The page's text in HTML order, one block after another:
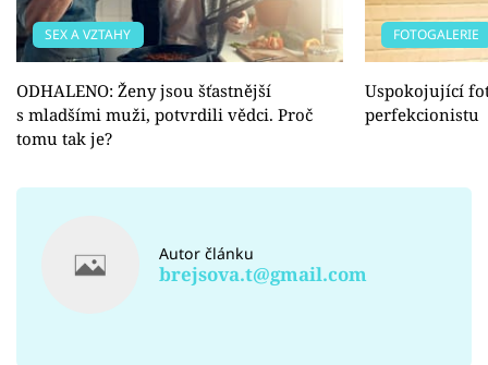
SEX A VZTAHY
ODHALENO: Ženy jsou šťastnější
s mladšími muži, potvrdili vědci. Proč
tomu tak je?
FOTOGALERIE
Uspokojující
perfekcionistu
Autor článku
brejsova.t@gmail.com